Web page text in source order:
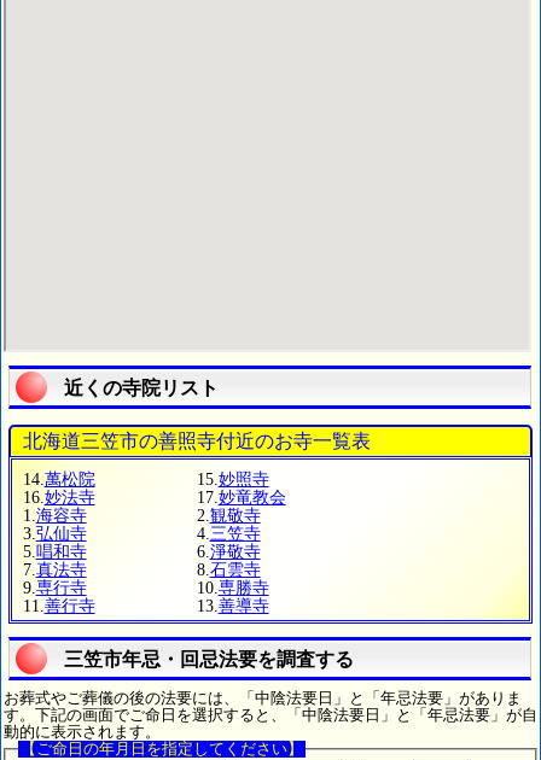
近くの寺院リスト
北海道三笠市の善照寺付近のお寺一覧表
14. 萬松院 15. 妙照寺
16. 妙法寺 17. 妙竜教会
1. 海容寺 2. 観敬寺
3. 弘仙寺 4. 三笠寺
5. 唱和寺 6. 淨敬寺
7. 真法寺 8. 石雲寺
9. 専行寺 10. 専勝寺
11. 善行寺 13. 善導寺
三笠市年忌・回忌法要を調査する
お葬式やご葬儀の後の法要には、「中陰法要日」と「年忌法要」がありま
す。下記の画面でご命日を選択すると、「中陰法要日」と「年忌法要」が自
動的に表示されます。
【ご命日の年月日を指定してください】